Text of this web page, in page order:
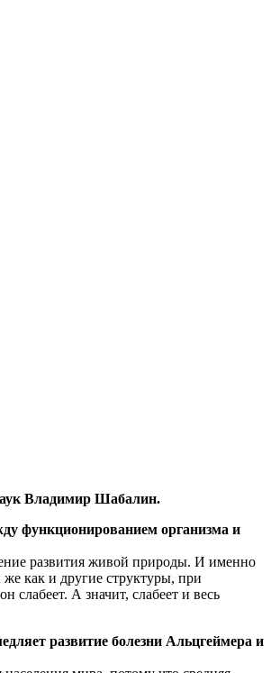
Владимир Шабалин.
функционированием организма и
развития живой природы. И именно
как и другие структуры, при
слабеет. А значит, слабеет и весь
развитие болезни Альцгеймера и